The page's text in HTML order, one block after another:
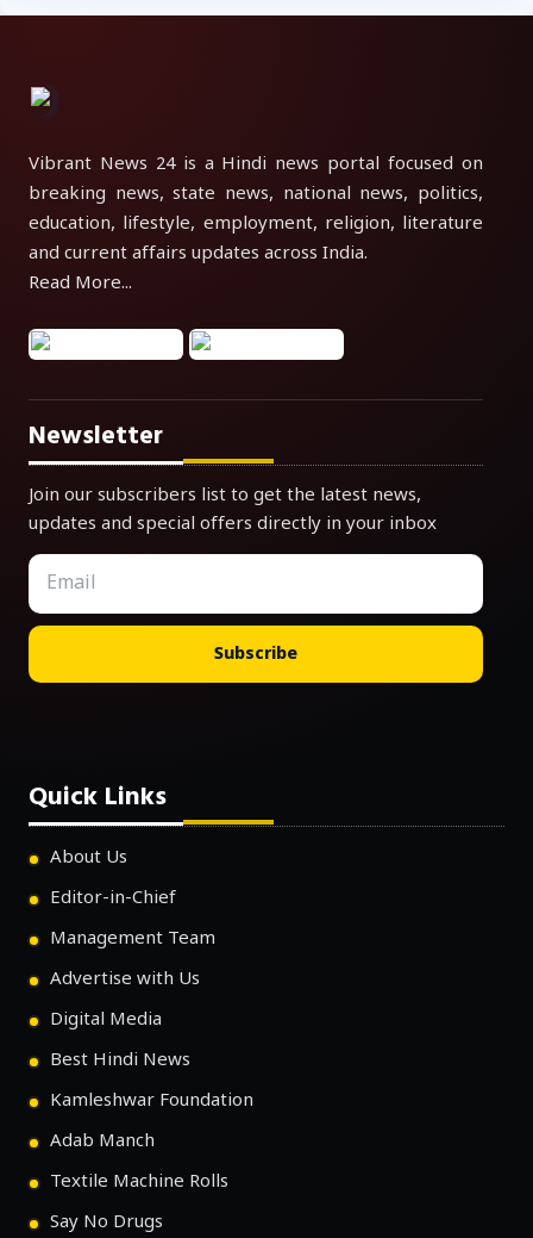
Vibrant News 24 is a Hindi news portal focused on
breaking news, state news, national news, politics,
education, lifestyle, employment, religion, literature
and current affairs updates across India.
Read More...
Newsletter
Join our subscribers list to get the latest news,
updates and special offers directly in your inbox
Subscribe
Quick Links
About Us
Editor-in-Chief
Management Team
Advertise with Us
Digital Media
Best Hindi News
Kamleshwar Foundation
Adab Manch
Textile Machine Rolls
Say No Drugs